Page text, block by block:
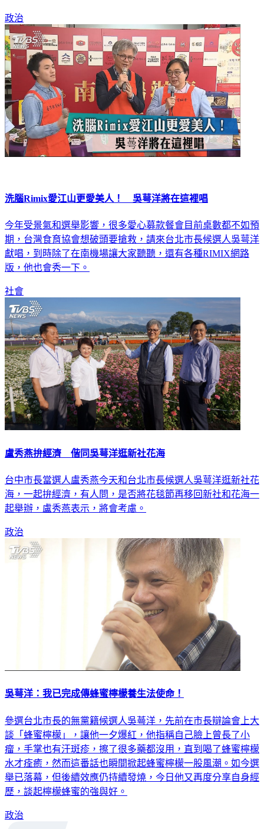
政治
洗腦Rimix愛江山更愛美人！ 吳萼洋將在這裡唱
今年受景氣和選舉影響，很多愛心募款餐會目前桌數都不如預
期，台灣食育協會想破頭要搶救，請來台北市長候選人吳萼洋
獻唱，到時除了在南機場讓大家聽聽，還有各種RIMIX網路
版，他也會秀一下。
社會
盧秀燕拚經濟 偕同吳萼洋逛新社花海
台中市長當選人盧秀燕今天和台北市長候選人吳萼洋逛新社花
海，一起拚經濟，有人問，是否將花毯節再移回新社和花海一
起舉辦，盧秀燕表示，將會考慮。
政治
吳萼洋：我已完成傳蜂蜜檸檬養生法使命！
參選台北市長的無黨籍候選人吳蕚洋，先前在市長辯論會上大
談「蜂蜜檸檬」，讓他一夕爆紅，他指稱自己臉上曾長了小
瘤，手掌也有汗斑疹，擦了很多藥都沒用，直到喝了蜂蜜檸檬
水才痊癒，然而這番話也瞬間掀起蜂蜜檸檬一股風潮。如今選
舉已落幕，但後續效應仍持續發燒，今日他又再度分享自身經
歷，談起檸檬蜂蜜的強與好。
政治